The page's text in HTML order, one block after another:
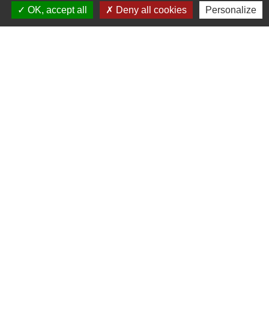
Lundi : 11 h à 14 h
OK, accept all
Deny all cookies Personalize